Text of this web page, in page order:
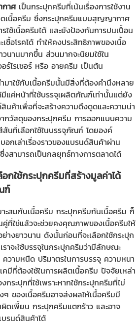
าศเป็นกระปุกครีมที่เน้นเรื่องการใช้งาน
กดเนื้อครีม ซึ่งกระปุกครีมแบบสุญญากาศ
ช้เนื้อครีมได้ และยังป้องกันการปนเปื้อน
ชื้อโรคได้ ทำให้คงประสิทธิภาพของเนื้อ
วนานมากขึ้น ส่วนมากจะนิยมใช้ใน
ไรเซอร์ หรือ อายครีม เป็นต้น
มาใช้กับเนื้อครีมนั้นมีสิ่งที่ต้องคำนึงหลาย
มีแค่หน้าที่ใช้บรรจุเผลิตภัณฑ์เท่านั้นแต่ยัง
ค้าเพื่อที่จะสร้างความดึงดูดและความน่า
กวัสดุของกระปุกครีม การออกแบบความ
นที่เลือกใช้ในบรรจุภัณฑ์ โดยองค์
กเล่าเรื่องราวของแบรนด์สินค้าผ่าน
งสามารถเป็นกลยุทธ์ทางการตลาดได้
กใช้กระปุกครีมที่สร้างมูลค่าได้
ฑ์
าะสมกับเนื้อครีม กระปุกครีมกันเนื้อครีม ก็
คู่ที่ใช่แล้วจะช่วยคงคุณภาพของเนื้อครีมให้
ย่างยาวนาน ดังนั้นก่อนที่จะเลือกใช้กระปุก
ราจะใช้บรรจุในกระปุกครีมว่ามีลักษณะ
ความหนืด ปริมาตรในการบรรจุ ความหนา
คมีที่ต้องใช้ในการผลิตเนื้อครีม ปัจจัยเหล่า
ระปุกที่ใช้เพราะหากใช้กระปุกครีมที่ไม่
ของเนื้อครีมอาจส่งผลให้เนื้อครีมมี
เพี้ยน กระปุกครีมแตกร้าว และอาจ
รนด์สินค้าได้